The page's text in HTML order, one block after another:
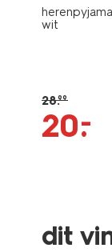
wit
28.99
20.
–
dit